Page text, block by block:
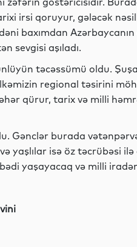
irsi qoruyur, gələcək
baxımdan
sevgisi aşıladı.
təcəssümü oldu.
regional təsirini
qürur, tarix və milli
Gənclər burada
yaşlılar isə öz təcrübəsi ilə
yaşayacaq və milli